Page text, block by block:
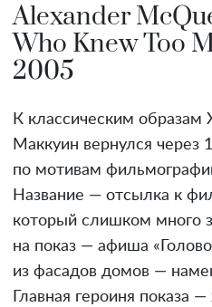
Alexander
Who Knew Too
2005
К классическим образам
Маккуин вернулся через
по мотивам
Название — отсылка к
который слишком много
на показ — афиша
из фасадов домов —
Главная героиня показа